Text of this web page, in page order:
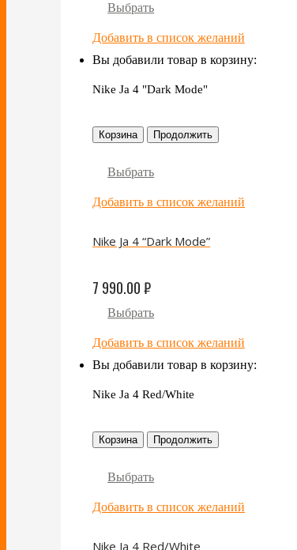
Выбрать
Добавить в список желаний
Вы добавили товар в корзину:
Nike Ja 4 "Dark Mode"
Корзина Продолжить
Выбрать
Добавить в список желаний
Nike Ja 4 “Dark Mode”
7 990.00₽
Выбрать
Добавить в список желаний
Вы добавили товар в корзину:
Nike Ja 4 Red/White
Корзина Продолжить
Выбрать
Добавить в список желаний
Nike Ja 4 Red/White